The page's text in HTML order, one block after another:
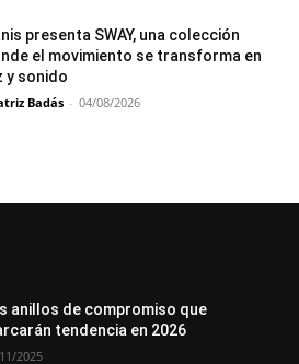
presenta SWAY, una colección
el movimiento se transforma en
y sonido
Badás - 04/08/2026
anillos de compromiso que
tendencia en 2026
2025